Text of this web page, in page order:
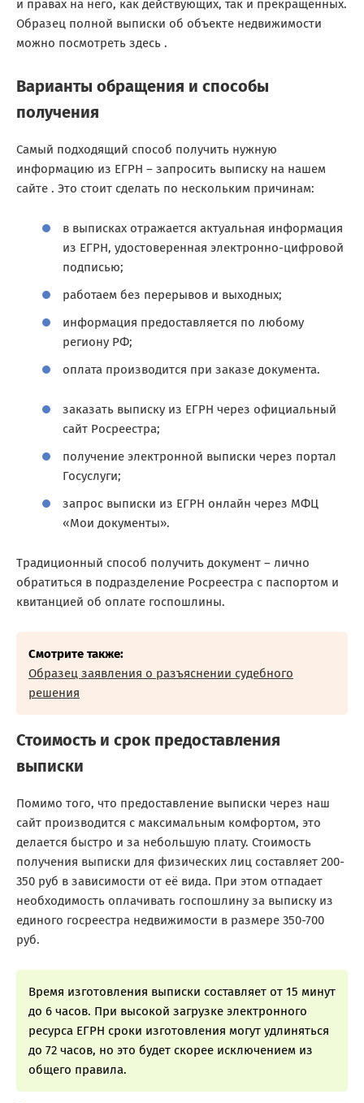
и правах на него, как действующих, так и прекращённых.
Образец полной выписки об объекте недвижимости
можно посмотреть здесь .
Варианты обращения и способы
получения
Самый подходящий способ получить нужную
информацию из ЕГРН – запросить выписку на нашем
сайте . Это стоит сделать по нескольким причинам:
в выписках отражается актуальная информация
из ЕГРН, удостоверенная электронно-цифровой
подписью;
работаем без перерывов и выходных;
информация предоставляется по любому
региону РФ;
оплата производится при заказе документа.
заказать выписку из ЕГРН через официальный
сайт Росреестра;
получение электронной выписки через портал
Госуслуги;
запрос выписки из ЕГРН онлайн через МФЦ
«Мои документы».
Традиционный способ получить документ – лично
обратиться в подразделение Росреестра с паспортом и
квитанцией об оплате госпошлины.
Смотрите также:
Образец заявления о разъяснении судебного
решения
Стоимость и срок предоставления
выписки
Помимо того, что предоставление выписки через наш
сайт производится с максимальным комфортом, это
делается быстро и за небольшую плату. Стоимость
получения выписки для физических лиц составляет 200-
350 руб в зависимости от её вида. При этом отпадает
необходимость оплачивать госпошлину за выписку из
единого госреестра недвижимости в размере 350-700
руб.
Время изготовления выписки составляет от 15 минут
до 6 часов. При высокой загрузке электронного
ресурса ЕГРН сроки изготовления могут удлиняться
до 72 часов, но это будет скорее исключением из
общего правила.